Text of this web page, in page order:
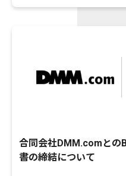
合同会社DMM.comとの
書の締結について